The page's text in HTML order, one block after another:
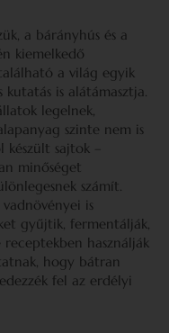
a bárányhús és a
kiemelkedő
a világ egyik
is alátámasztja.
legelnek,
szinte nem is
sajtok –
minőséget
számít.
is
gyűjtik, fermentálják,
használják
hogy bátran
fel az erdélyi